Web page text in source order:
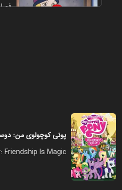
۲۱:۰۰
پونی کوچولوی من:
Friendship Is Magic